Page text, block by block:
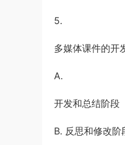
5.
多媒体课件的开
A.
开发和总结阶段
B. 反思和修改阶